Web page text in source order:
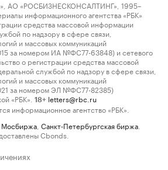
АО «РОСБИЗНЕСКОНСАЛТИНГ», 1995–
информационного агентства «РБК»
средства массовой информации
по надзору в сфере связи,
и массовых коммуникаций
за номером ИА №ФС77-63848) и сетевого
о регистрации средства массовой
службой по надзору в сфере связи,
и массовых коммуникаций
за номером ЭЛ №ФС77-82385)
«РБК».
18+ letters@rbc.ru
информационное агентство «РБК».
Мосбиржа Санкт-Петербургская биржа
Cbonds.